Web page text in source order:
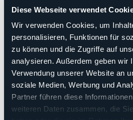
Diese Webseite verwendet
Wir verwenden Cookies, um
personalisieren, Funktionen für
zu können und die Zugriffe auf
analysieren. Außerdem geben wir
Verwendung unserer Website an
soziale Medien, Werbung und
Partner führen diese
weiteren Daten zusammen, die
Sì
Anzahl der Zimmer
10
Anzahl der Betten
24
E-mail
hotelmacugnaga@libero.it
Telefon
0324 65005